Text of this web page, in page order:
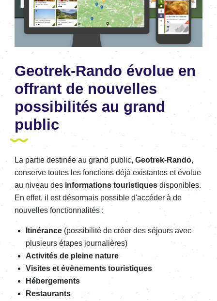
Geotrek-Rando évolue en
offrant de nouvelles
possibilités au grand
public
La partie destinée au grand public, Geotrek-Rando,
conserve toutes les fonctions déjà existantes et évolue
au niveau desinformations touristiques disponibles.
En effet, il est désormais possible d'accéder à de
nouvelles fonctionnalités :
Itinérance (possibilité de créer des séjours avec
plusieurs étapes journalières)
Activités de pleine nature
Visites et évènements touristiques
Hébergements
Restaurants